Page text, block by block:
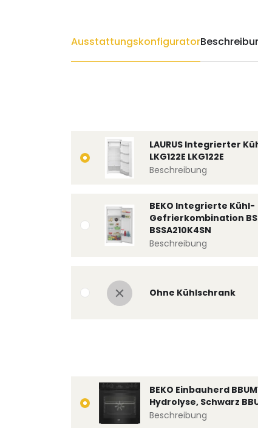
Ausstattungskonfigurator
LAURUS Integrierter
LKG122E LKG122E
Beschreibung
BEKO Integrierte Kühl-
Gefrierkombination
BSSA210K4SN
Beschreibung
Ohne Kühlschrank
BEKO Einbauherd
Hydrolyse, Schwarz
Beschreibung